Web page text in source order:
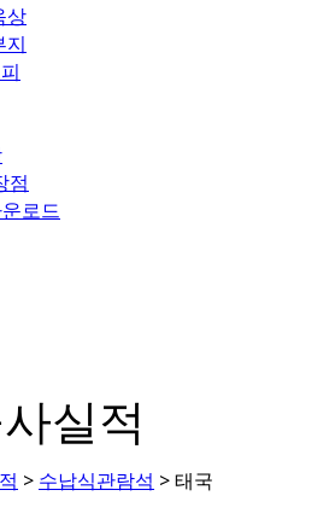
상
지
점
로드
실적
> 수납식관람석 >태국